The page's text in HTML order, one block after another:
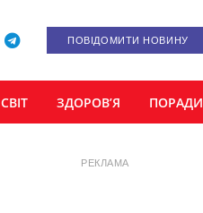
ПОВІДОМИТИ НОВИНУ
СВІТ ЗДОРОВ’Я ПОРАДИ
РЕКЛАМА